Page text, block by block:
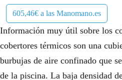
605,46€ a las Manomano.es
Información muy útil sobre los
cobertores térmicos son una
burbujas de aire confinado que
de la piscina. La baja densidad